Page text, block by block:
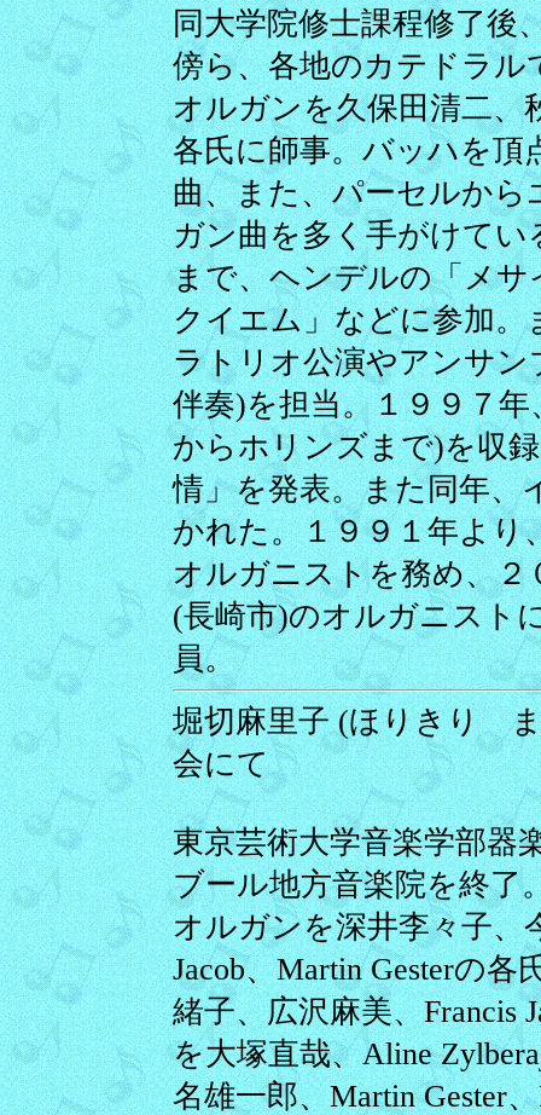
同大学院修士課程修了後
傍ら、各地のカテドラル
オルガンを久保田清二、
各氏に師事。バッハを
曲、また、パーセルか
ガン曲を多く手がけて
まで、ヘンデルの「メ
クイエム」などに参加
ラトリオ公演やアンサ
伴奏)を担当。１９９７
からホリンズまで)を収
情」を発表。また同年、
かれた。１９９１年より
オルガニストを務め、２
(長崎市)のオルガニスト
員。
堀切麻里子 (ほりきり
会にて
東京芸術大学音楽学部器
ブール地方音楽院を終了
オルガンを深井李々子、
Jacob、Martin Gesterの
緒子、広沢麻美、Francis
を大塚直哉、Aline
名雄一郎、Martin Gester